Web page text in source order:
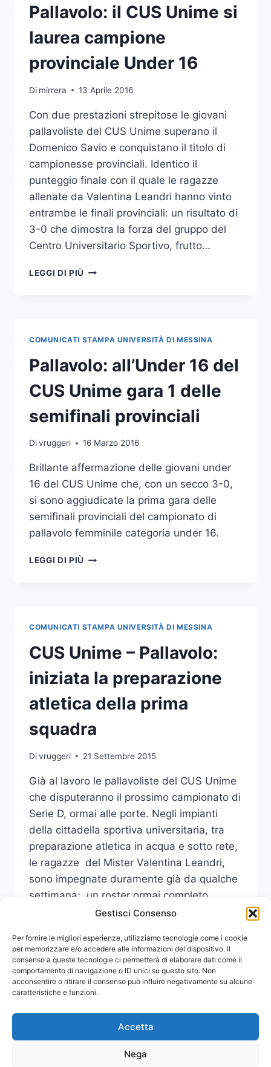
Gestisci Consenso
Per fornire le migliori esperienze, utilizziamo tecnologie come i cookie
per memorizzare e/o accedere alle informazioni del dispositivo. Il
consenso a queste tecnologie ci permetterà di elaborare dati come il
comportamento di navigazione o ID unici su questo sito. Non
acconsentire o ritirare il consenso può influire negativamente su alcune
caratteristiche e funzioni.
Accetta
Nega
VINCENTE
VOLA
LE
FINALI
REGIONALI
Pallavolo: il CUS Unime si
laurea campione
provinciale Under 16
Di mirrera 13 Aprile 2016
Con due prestazioni strepitose le giovani
pallavoliste del CUS Unime superano il
Domenico Savio e conquistano il titolo di
campionesse provinciali. Identico il
punteggio finale con il quale le ragazze
allenate da Valentina Leandri hanno vinto
entrambe le finali provinciali: un risultato di
3-0 che dimostra la forza del gruppo del
Centro Universitario Sportivo, frutto…
LEGGI DI PIÙ PALLAVOLO:
PROVINCIALE
UNDER
16
COMUNICATI STAMPA UNIVERSITÀ DI MESSINA
Pallavolo: all’Under 16 del
CUS Unime gara 1 delle
semifinali provinciali
Divruggeri 16 Marzo 2016
Brillante affermazione delle giovani under
16 del CUS Unime che, con un secco 3-0,
si sono aggiudicate la prima gara delle
semifinali provinciali del campionato di
pallavolo femminile categoria under 16.
LEGGI DI PIÙ PALLAVOLO:
DELLE
SEMIFINALI
PROVINCIALI
COMUNICATI STAMPA UNIVERSITÀ DI MESSINA
CUS Unime – Pallavolo:
iniziata la preparazione
atletica della prima
squadra
Divruggeri 21 Settembre 2015
Già al lavoro le pallavoliste del CUS Unime
che disputeranno il prossimo campionato di
Serie D, ormai alle porte. Negli impianti
della cittadella sportiva universitaria, tra
preparazione atletica in acqua e sotto rete,
le ragazze del Mister Valentina Leandri,
sono impegnate duramente già da qualche
settimana; un roster ormai completo,
composto da 14 atlete tra…
LEGGI DI PIÙCUS
UNIME
–
PALLAVOLO:
INIZIATA
PREPARAZIONE
ATLETICA